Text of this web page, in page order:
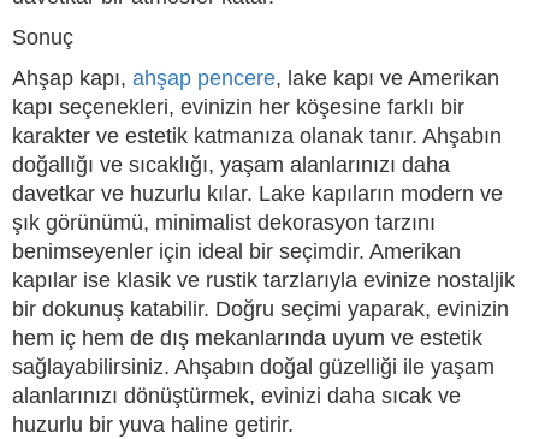
Sonuç
Ahşap kapı, ahşap pencere, lake kapı ve Amerikan
kapı seçenekleri, evinizin her köşesine farklı bir
karakter ve estetik katmanıza olanak tanır. Ahşabın
doğallığı ve sıcaklığı, yaşam alanlarınızı daha
davetkar ve huzurlu kılar. Lake kapıların modern ve
şık görünümü, minimalist dekorasyon tarzını
benimseyenler için ideal bir seçimdir. Amerikan
kapılar ise klasik ve rustik tarzlarıyla evinize nostaljik
bir dokunuş katabilir. Doğru seçimi yaparak, evinizin
hem iç hem de dış mekanlarında uyum ve estetik
sağlayabilirsiniz. Ahşabın doğal güzelliği ile yaşam
alanlarınızı dönüştürmek, evinizi daha sıcak ve
huzurlu bir yuva haline getirir.